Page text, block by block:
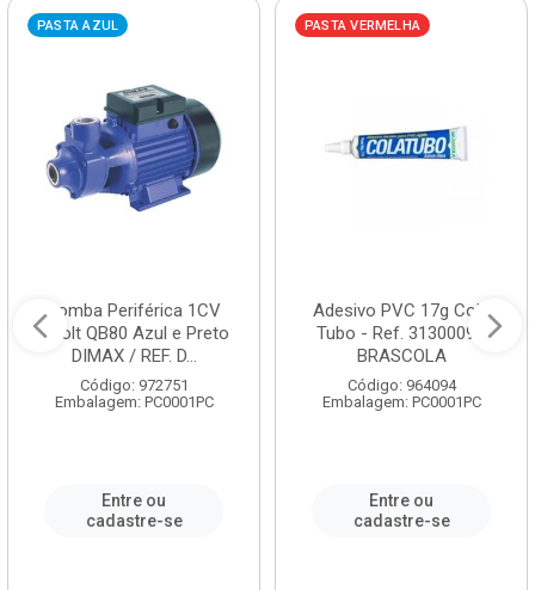
PASTA AZUL
Bomba Periférica 1CV
Bivolt QB80 Azul e Preto
DIMAX / REF. D...
Código: 972751
Embalagem: PC0001PC
Entre ou
cadastre-se
PASTA VERMELHA
Adesivo PVC 17g Cola
Tubo - Ref. 3130009 -
BRASCOLA
Código: 964094
Embalagem: PC0001PC
Entre ou
cadastre-se